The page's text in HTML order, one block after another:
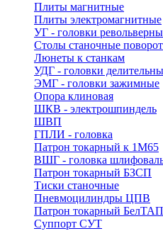
Плиты магнитные
Плиты электромагнитные
УГ - головки
Столы станочные
Люнеты к станкам
УДГ - головки
ЭМГ - головки зажимные
Опора клиновая
ШКВ - электрошпиндель
ШВП
ГПЛИ - головка
Патрон токарный к 1М65
ВШГ - головка
Патрон токарный БЗСП
Тиски станочные
Пневмоцилиндры ЦПВ
Патрон токарный
Суппорт СУТ